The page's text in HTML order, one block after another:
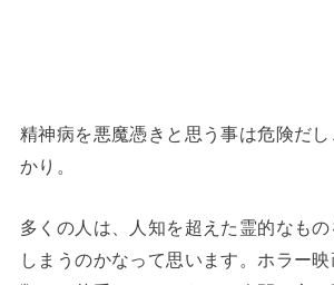
精神病を悪魔憑きと思う事は危険だ
かり。
多くの人は、人知を超えた霊的なも
しまうのかなって思います。ホラー